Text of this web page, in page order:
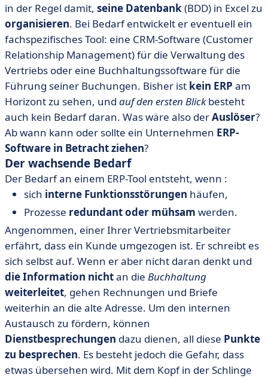
in der Regel damit, seine Datenbank(BDD) in Excel zu
organisieren. Bei Bedarf entwickelt er eventuell ein
fachspezifisches Tool: eine CRM-Software (Customer
Relationship Management) für die Verwaltung des
Vertriebs oder eine Buchhaltungssoftware für die
Führung seiner Buchungen. Bisher ist kein ERP am
Horizont zu sehen, und auf den ersten Blickbesteht
auch kein Bedarf daran. Was wäre also derAuslöser?
Ab wann kann oder sollte ein Unternehmen ERP-
Software in Betracht ziehen?
Der wachsende Bedarf
Der Bedarf an einem ERP-Tool entsteht, wenn :
sich interne Funktionsstörungen häufen,
Prozesse redundant oder mühsam werden.
Angenommen, einer Ihrer Vertriebsmitarbeiter
erfährt, dass ein Kunde umgezogen ist. Er schreibt es
sich selbst auf. Wenn er aber nicht daran denkt und
die Information nichtan die Buchhaltung
weiterleitet, gehen Rechnungen und Briefe
weiterhin an die alte Adresse. Um den internen
Austausch zu fördern, können
Dienstbesprechungen dazu dienen, all diese Punkte
zu besprechen. Es besteht jedoch die Gefahr, dass
etwas übersehen wird. Mit dem Kopf in der Schlinge